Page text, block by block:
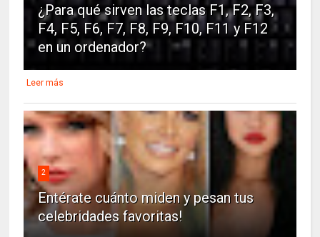
¿Para qué sirven las teclas F1, F2, F3,
F4, F5, F6, F7, F8, F9, F10, F11 y F12
en un ordenador?
Leer más
2
Entérate cuánto miden y pesan tus
celebridades favoritas!